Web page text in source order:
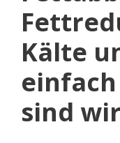
Kälte
sind